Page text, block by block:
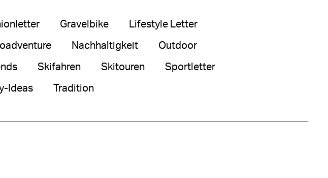
Gravelbike Lifestyle Letter
Nachhaltigkeit Outdoor
Skifahren Skitouren Sportletter
Ideas Tradition